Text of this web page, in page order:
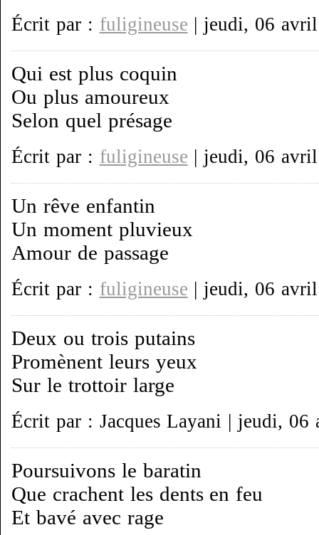
Écrit par : fuligineuse | jeudi, 06
Qui est plus coquin
Ou plus amoureux
Selon quel présage
Écrit par : fuligineuse | jeudi, 06
Un rêve enfantin
Un moment pluvieux
Amour de passage
Écrit par : fuligineuse | jeudi, 06
Deux ou trois putains
Promènent leurs yeux
Sur le trottoir large
Écrit par : Jacques Layani | jeudi, 06
Poursuivons le baratin
Que crachent les dents en feu
Et bavé avec rage